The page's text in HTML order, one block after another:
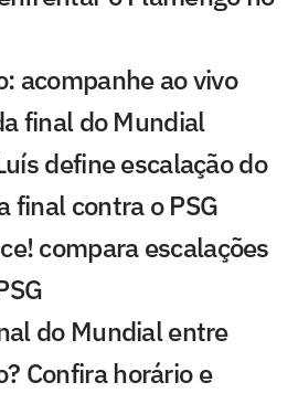
acompanhe ao vivo
final do Mundial
define escalação do
final contra o PSG
compara escalações
do Mundial entre
Confira horário e